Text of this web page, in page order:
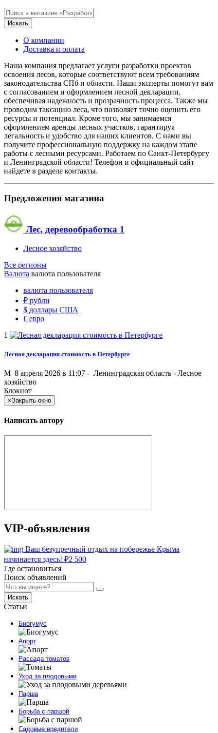
Искать
О компании
Доставка и оплата
Наша компания предлагает услуги разработки проектов
освоения лесов, которые соответствуют всем требованиям
законодательства СПб и области. Наши эксперты помогут вам
с согласованием и оформлением лесной декларации,
обеспечивая надежность и прозрачность процесса. Также мы
проводим таксацию леса, что позволяет точно оценить его
ресурсы и потенциал. Кроме того, мы занимаемся
оформлением аренды лесных участков, гарантируя
легальность и удобство для наших клиентов. С нами вы
получите профессиональную поддержку на каждом этапе
работы с лесными ресурсами. Работаем по Санкт-Петербургу
и Ленинградской области! Телефон и официальный сайт
найдете в разделе контакты.
Предложения магазина
Лес, деревообработка 1
Лесное хозяйство
Все регионы
Валюта валюта пользователя
валюта пользователя
₽ рубли
$ доллары США
€ евро
1
Лесная декларация стоимость в Петербурге
M 8 апреля 2026 в 11:07 - Ленинградская область - Лесное
хозяйство
Блокнот
×Закрыть окно
Написать автору
VIP-объявления
Ваш безупречный отдых на побережье Крыма
начинается здесь! ₽2 500
Где остановиться
Поиск объявлений
Искать
Статьи
Биогумус
Апорт
Рассада томатов
Уход за плодовыми
Парша
Борьба с паршой
Садовые вредители